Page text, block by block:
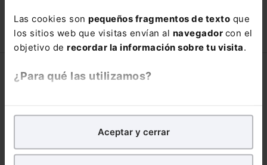
Las cookies son pequeños fragmentos de texto que
los sitios web que visitas envían al navegador con el
objetivo de recordar la información sobre tu visita.
¿Para qué las utilizamos?
analíticospara tratar demejorar tu experienciaen
nuestra página web. También con fines publicitarios,
para poder mostrarte publicidad y contenidos de tu
Aceptar y cerrar
110,00€ 66,00€
COMPRAR
Corporativo
Nuestro equipo